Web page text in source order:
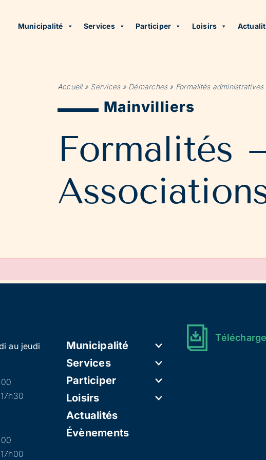
Municipalité Services Participer Loisirs
Accueil» Services» Démarches» Formalités administratives
Mainvilliers
Formalités
au jeudi
Municipalité
Services
Participer
Loisirs
Actualités
Évènements